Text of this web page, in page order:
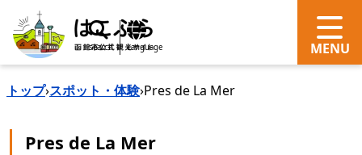
search Language
トップ›スポット・体験›Pres de La Mer
Pres de La Mer